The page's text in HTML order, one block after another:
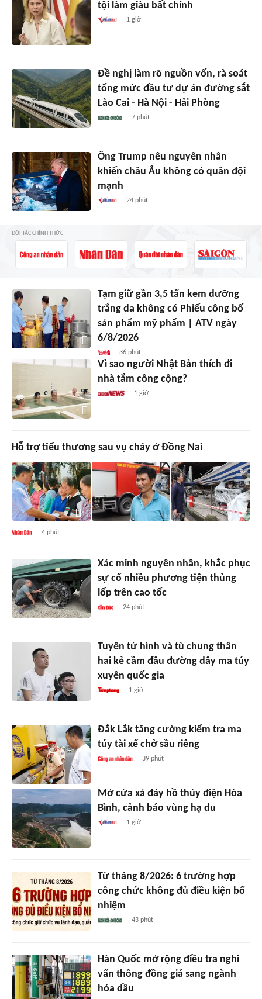
tội làm giàu bất chính
1 giờ
Đề nghị làm rõ nguồn vốn, rà soát
tổng mức đầu tư dự án đường sắt
Lào Cai - Hà Nội - Hải Phòng
7 phút
Ông Trump nêu nguyên nhân
khiến châu Âu không có quân đội
mạnh
24 phút
ĐỐI TÁC CHÍNH THỨC
Tạm giữ gần 3,5 tấn kem dưỡng
trắng da không có Phiếu công bố
sản phẩm mỹ phẩm | ATV ngày
6/8/2026
36 phút
Vì sao người Nhật Bản thích đi
nhà tắm công cộng?
1 giờ
Hỗ trợ tiểu thương sau vụ cháy ở Đồng Nai
4 phút
Xác minh nguyên nhân, khắc phục
sự cố nhiều phương tiện thủng
lốp trên cao tốc
24 phút
Tuyên tử hình và tù chung thân
hai kẻ cầm đầu đường dây ma túy
xuyên quốc gia
1 giờ
Đắk Lắk tăng cường kiểm tra ma
túy tài xế chở sầu riêng
39 phút
Mở cửa xả đáy hồ thủy điện Hòa
Bình, cảnh báo vùng hạ du
1 giờ
Từ tháng 8/2026: 6 trường hợp
công chức không đủ điều kiện bổ
nhiệm
43 phút
Hàn Quốc mở rộng điều tra nghi
vấn thông đồng giá sang ngành
hóa dầu